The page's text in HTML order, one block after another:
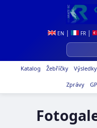
EN | FR |
Katalog Žebříčky Výsledky
Zprávy